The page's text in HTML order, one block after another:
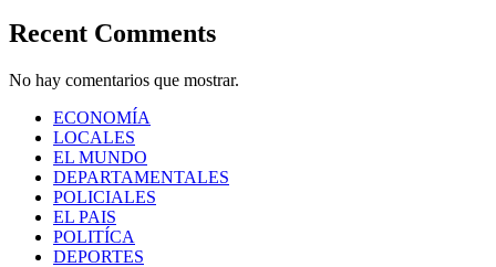
Recent Comments
No hay comentarios que mostrar.
ECONOMÍA
LOCALES
EL MUNDO
DEPARTAMENTALES
POLICIALES
EL PAIS
POLITÍCA
DEPORTES